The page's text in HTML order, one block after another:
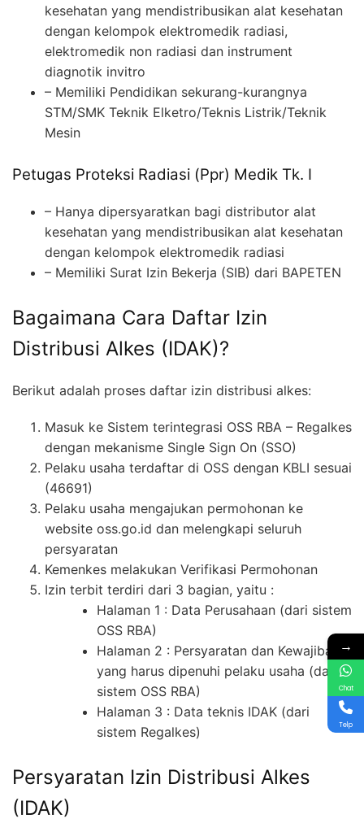
kesehatan yang mendistribusikan alat kesehatan
dengan kelompok elektromedik radiasi,
elektromedik non radiasi dan instrument
diagnotik invitro
– Memiliki Pendidikan sekurang-kurangnya
STM/SMK Teknik Elketro/Teknis Listrik/Teknik
Mesin
Petugas Proteksi Radiasi (Ppr) Medik Tk. I
– Hanya dipersyaratkan bagi distributor alat
kesehatan yang mendistribusikan alat kesehatan
dengan kelompok elektromedik radiasi
– Memiliki Surat Izin Bekerja (SIB) dari BAPETEN
Bagaimana Cara Daftar Izin
Distribusi Alkes (IDAK)?
Berikut adalah proses daftar izin distribusi alkes:
Masuk ke Sistem terintegrasi OSS RBA – Regalkes
dengan mekanisme Single Sign On (SSO)
Pelaku usaha terdaftar di OSS dengan KBLI sesuai
(46691)
Pelaku usaha mengajukan permohonan ke
website oss.go.id dan melengkapi seluruh
persyaratan
Kemenkes melakukan Verifikasi Permohonan
Izin terbit terdiri dari 3 bagian, yaitu :
Halaman 1 : Data Perusahaan (dari sistem
OSS RBA)
Halaman 2 : Persyaratan dan Kewajiban
yang harus dipenuhi pelaku usaha (dari
sistem OSS RBA)
Halaman 3 : Data teknis IDAK (dari
sistem Regalkes)
Persyaratan Izin Distribusi Alkes
(IDAK)
→
Chat
Telp